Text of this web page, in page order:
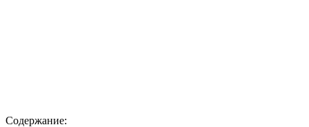
Содержание: